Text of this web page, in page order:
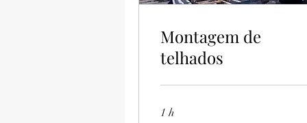
Montagem de
telhados
1 h